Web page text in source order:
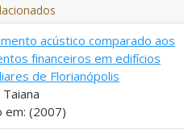
acústico comparado aos
financeiros em edifícios
de Florianópolis
em: (2007)